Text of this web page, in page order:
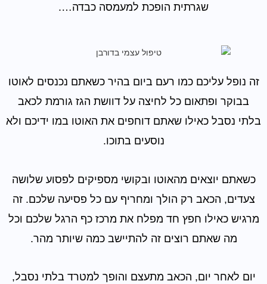
שגרתית הופכת למעמסה כבדה….
זה נופל עליכם כמו רעם ביום בהיר כשאתם נכנסים לאוטו
בבוקר ופתאום כל לחיצה על דוושת הגז גורמת לכאב
בלתי נסבל כאילו שאתם דוחפים את האוטו במו ידיכם ולא
נוסעים בתוכו.
כשאתם יוצאים מהאוטו ובקושי מספיקים לפסוע שלושה
צעדים, הכאב רק הולך ומחריף עם כל פסיעה שלכם. זה
מרגיש כאילו חפץ חד מפלח את מרכז כף הרגל שלכם וכל
מה שאתם רוצים זה להתיישב כמה שיותר מהר.
יום לאחר יום, הכאב מתעצם והופך למטרד בלתי נסבל,